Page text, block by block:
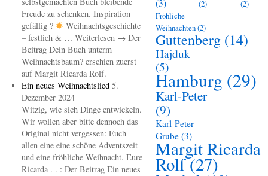
Freude zu schenken. Inspiration
gefällig ?
Weihnachtsgeschichte
– festlich & … Weiterlesen → Der
Beitrag Dein Buch unterm
Weihnachtsbaum? erschien zuerst
auf Margit Ricarda Rolf.
Ein neues Weihnachtslied 5.
Dezember 2024
Witzig, wie sich Dinge entwickeln.
Wir wollen aber bitte dennoch das
Original nicht vergessen: Euch
allen eine eine schöne Adventszeit
und eine fröhliche Weihnacht. Eure
Ricarda . . : Der Beitrag Ein neues
(3) (2)
(2)
Fröhliche
Weihnachten(2)
Guttenberg (14)
Hajduk
(5)
Hamburg (29)
Karl-Peter
(9)
Karl-Peter
Grube (3)
Margit Ricarda
Rolf(27)